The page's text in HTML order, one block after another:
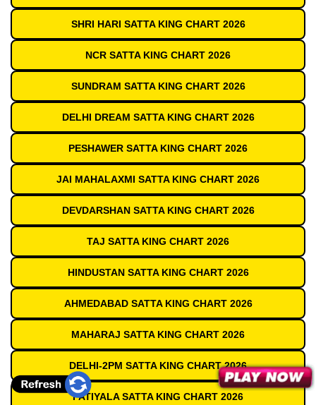
SHRI HARI SATTA KING CHART 2026
NCR SATTA KING CHART 2026
SUNDRAM SATTA KING CHART 2026
DELHI DREAM SATTA KING CHART 2026
PESHAWER SATTA KING CHART 2026
JAI MAHALAXMI SATTA KING CHART 2026
DEVDARSHAN SATTA KING CHART 2026
TAJ SATTA KING CHART 2026
HINDUSTAN SATTA KING CHART 2026
AHMEDABAD SATTA KING CHART 2026
MAHARAJ SATTA KING CHART 2026
DELHI-2PM SATTA KING CHART 2026
PATIYALA SATTA KING CHART 2026